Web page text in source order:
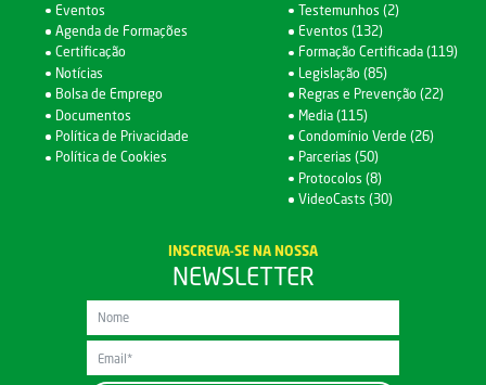
Eventos
Agenda de Formações
Certificação
Notícias
Bolsa de Emprego
Documentos
Política de Privacidade
Política de Cookies
Testemunhos (2)
Eventos (132)
Formação Certificada (119)
Legislação (85)
Regras e Prevenção (22)
Media (115)
Condomínio Verde (26)
Parcerias (50)
Protocolos (8)
VideoCasts (30)
INSCREVA-SE NA NOSSA
NEWSLETTER